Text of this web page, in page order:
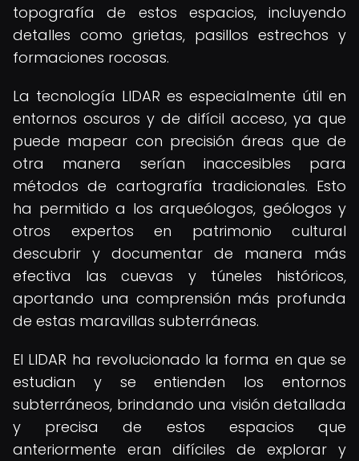
topografía de estos espacios, incluyendo
detalles como grietas, pasillos estrechos y
formaciones rocosas.
La tecnología LIDAR es especialmente útil en
entornos oscuros y de difícil acceso, ya que
puede mapear con precisión áreas que de
otra manera serían inaccesibles para
métodos de cartografía tradicionales. Esto
ha permitido a los arqueólogos, geólogos y
otros expertos en patrimonio cultural
descubrir y documentar de manera más
efectiva las cuevas y túneles históricos,
aportando una comprensión más profunda
de estas maravillas subterráneas.
El LIDAR ha revolucionado la forma en que se
estudian y se entienden los entornos
subterráneos, brindando una visión detallada
y precisa de estos espacios que
anteriormente eran difíciles de explorar y